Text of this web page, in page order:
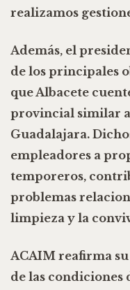
realizamos
Además, el
de los principales
que Albacete
provincial similar a
Guadalajara.
empleadores a
temporeros,
problemas
limpieza y la
ACAIM reafirma
de las condiciones